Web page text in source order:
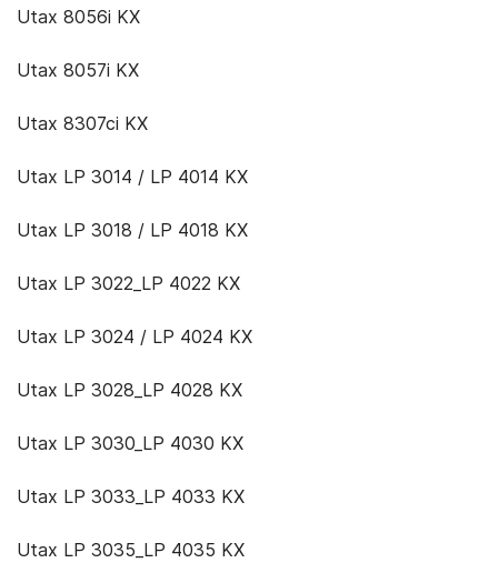
Utax 8056i KX
Utax 8057i KX
Utax 8307ci KX
Utax LP 3014 / LP 4014 KX
Utax LP 3018 / LP 4018 KX
Utax LP 3022_LP 4022 KX
Utax LP 3024 / LP 4024 KX
Utax LP 3028_LP 4028 KX
Utax LP 3030_LP 4030 KX
Utax LP 3033_LP 4033 KX
Utax LP 3035_LP 4035 KX